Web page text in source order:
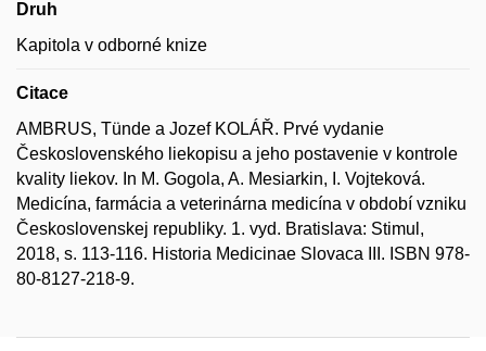
Druh
Kapitola v odborné knize
Citace
AMBRUS, Tünde a Jozef KOLÁŘ. Prvé vydanie
Československého liekopisu a jeho postavenie v kontrole
kvality liekov. In M. Gogola, A. Mesiarkin, I. Vojteková.
Medicína, farmácia a veterinárna medicína v období vzniku
Československej republiky. 1. vyd. Bratislava: Stimul,
2018, s. 113-116. Historia Medicinae Slovaca III. ISBN 978-
80-8127-218-9.